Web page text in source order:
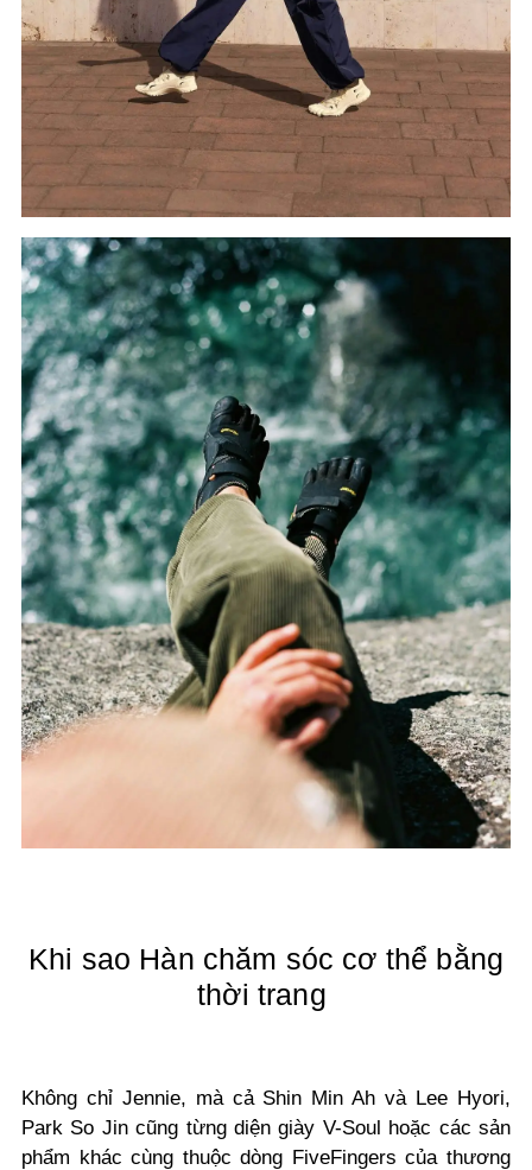
Khi sao Hàn chăm sóc cơ thể bằng
thời trang
Không chỉ Jennie, mà cả Shin Min Ah và Lee Hyori,
Park So Jin cũng từng diện giày V-Soul hoặc các sản
phẩm khác cùng thuộc dòng FiveFingers của thương